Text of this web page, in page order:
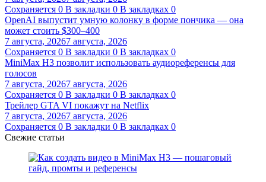
Сохраняется 0 В закладки 0 В закладках 0
OpenAI выпустит умную колонку в форме пончика — она
может стоить $300–400
7 августа, 20267 августа, 2026
Сохраняется 0 В закладки 0 В закладках 0
MiniMax H3 позволит использовать аудиореференсы для
голосов
7 августа, 20267 августа, 2026
Сохраняется 0 В закладки 0 В закладках 0
Трейлер GTA VI покажут на Netflix
7 августа, 20267 августа, 2026
Сохраняется 0 В закладки 0 В закладках 0
Свежие статьи